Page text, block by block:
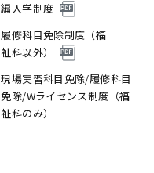
編入学制度
履修科目免除制度（福
祉科以外）
現場実習科目免除/履修科目
免除/Wライセンス制度（福
祉科のみ）